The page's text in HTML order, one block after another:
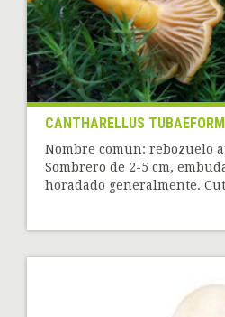
CANTHARELLUS
Nombre comun: rebozuelo
Sombrero de 2-5 cm,
horadado generalmente.